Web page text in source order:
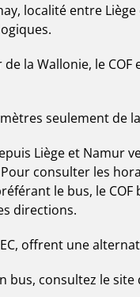
localité entre
la Wallonie, le
seulement de
Liège et Namur
consulter les
le bus, le
directions.
offrent une
consultez le site